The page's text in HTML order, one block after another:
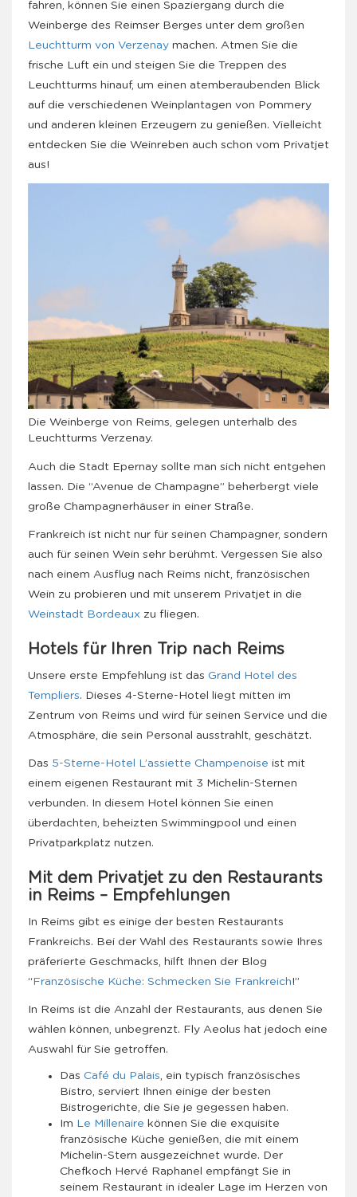
fahren, können Sie einen Spaziergang durch die
Weinberge des Reimser Berges unter dem großen
Leuchtturm von Verzenay machen. Atmen Sie die
frische Luft ein und steigen Sie die Treppen des
Leuchtturms hinauf, um einen atemberaubenden Blick
auf die verschiedenen Weinplantagen von Pommery
und anderen kleinen Erzeugern zu genießen. Vielleicht
entdecken Sie die Weinreben auch schon vom Privatjet
aus!
Die Weinberge von Reims, gelegen unterhalb des
Leuchtturms Verzenay.
Auch die Stadt Epernay sollte man sich nicht entgehen
lassen. Die “Avenue de Champagne” beherbergt viele
große Champagnerhäuser in einer Straße.
Frankreich ist nicht nur für seinen Champagner, sondern
auch für seinen Wein sehr berühmt. Vergessen Sie also
nach einem Ausflug nach Reims nicht, französischen
Wein zu probieren und mit unserem Privatjet in die
Weinstadt Bordeaux zu fliegen.
Hotels für Ihren Trip nach Reims
Unsere erste Empfehlung ist das Grand Hotel des
Templiers. Dieses 4-Sterne-Hotel liegt mitten im
Zentrum von Reims und wird für seinen Service und die
Atmosphäre, die sein Personal ausstrahlt, geschätzt.
Das 5-Sterne-Hotel L’assiette Champenoise ist mit
einem eigenen Restaurant mit 3 Michelin-Sternen
verbunden. In diesem Hotel können Sie einen
überdachten, beheizten Swimmingpool und einen
Privatparkplatz nutzen.
Mit dem Privatjet zu den Restaurants
in Reims – Empfehlungen
In Reims gibt es einige der besten Restaurants
Frankreichs. Bei der Wahl des Restaurants sowie Ihres
präferierte Geschmacks, hilft Ihnen der Blog
“Französische Küche: Schmecken Sie Frankreich !”
In Reims ist die Anzahl der Restaurants, aus denen Sie
wählen können, unbegrenzt. Fly Aeolus hat jedoch eine
Auswahl für Sie getroffen.
Das Café du Palais, ein typisch französisches
Bistro, serviert Ihnen einige der besten
Bistrogerichte, die Sie je gegessen haben.
Im Le Millenaire können Sie die exquisite
französische Küche genießen, die mit einem
Michelin-Stern ausgezeichnet wurde. Der
Chefkoch Hervé Raphanel empfängt Sie in
seinem Restaurant in idealer Lage im Herzen von